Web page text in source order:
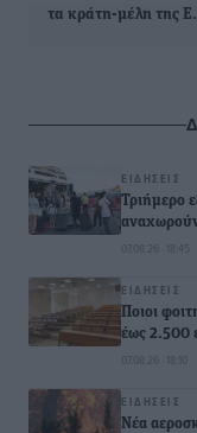
τα κράτη-μέλη της
ΕΙΔΉΣΕΙΣ
Τριήμερο
07.08.26 · 18:45
ΕΙΔΉΣΕΙΣ
Ποιοι
έως 2.500
07.08.26 · 18:10
ΕΙΔΉΣΕΙΣ
Νέα